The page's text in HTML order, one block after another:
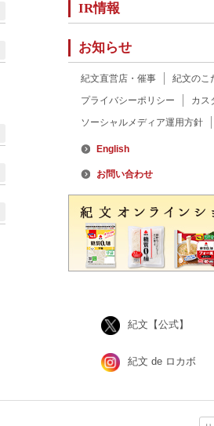
IR情報
お知らせ
紀文直営店・催事
紀文のこ
プライバシーポリシー
カス
ソーシャルメディア運用方針
English
お問い合わせ
紀文【公式】
紀文 de ロカボ